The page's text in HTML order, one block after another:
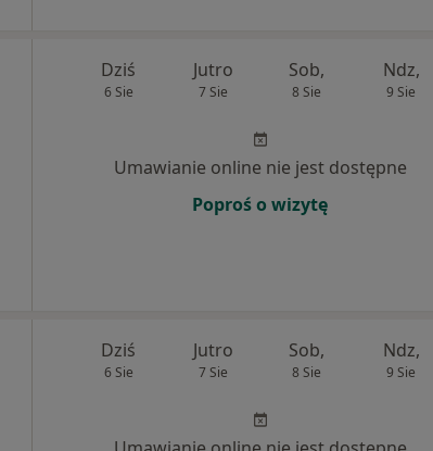
Dziś
6 Sie
Jutro
7 Sie
Sob,
8 Sie
Ndz,
9 Sie
Umawianie online nie jest dostępne
Poproś o wizytę
Dziś
6 Sie
Jutro
7 Sie
Sob,
8 Sie
Ndz,
9 Sie